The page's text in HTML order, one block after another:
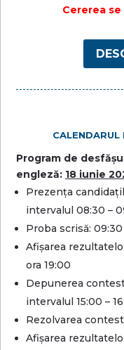
Cererea
CALENDARUL
Program de
engleză: 18iunie
Prezența
intervalul 08:30 –
Proba scrisă: 09:30
Afișarea
ora 19:00
Depunerea
intervalul 15:00 –
Rezolvarea
Afișarea